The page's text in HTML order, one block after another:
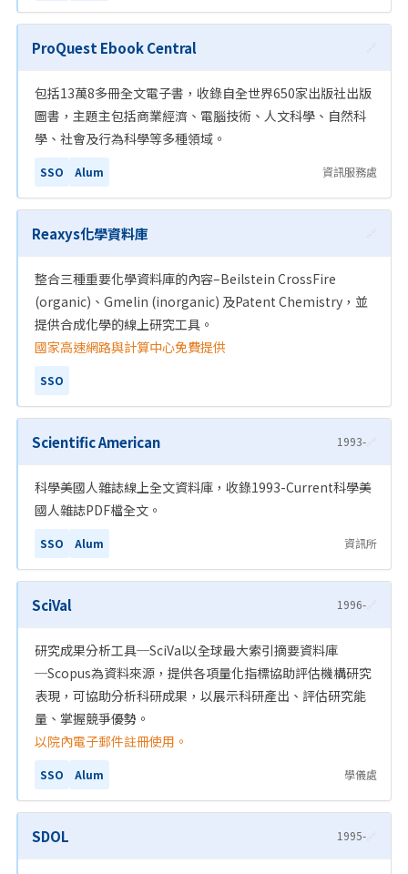
ProQuest Ebook Central 🔗
包括13萬8多冊全文電子書，收錄自全世界650家出版社出版
圖書，主題主包括商業經濟、電腦技術、人文科學、自然科
學、社會及行為科學等多種領域。
SSO Alum 資訊服務處
Reaxys化學資料庫 🔗
整合三種重要化學資料庫的內容–Beilstein CrossFire
(organic)、Gmelin (inorganic) 及Patent Chemistry，並
提供合成化學的線上研究工具。
國家高速網路與計算中心免費提供
SSO
Scientific American 1993-🔗
科學美國人雜誌線上全文資料庫，收錄1993-Current科學美
國人雜誌PDF檔全文。
SSO Alum 資訊所
SciVal 1996-🔗
研究成果分析工具─SciVal以全球最大索引摘要資料庫
─Scopus為資料來源，提供各項量化指標協助評估機構研究
表現，可協助分析科研成果，以展示科研產出、評估研究能
量、掌握競爭優勢。
以院內電子郵件註冊使用。
SSO Alum 學儀處
SDOL 1995-🔗